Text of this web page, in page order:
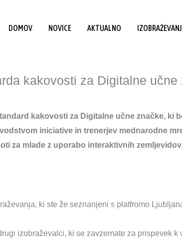
DOMOV NOVICE AKTUALNO
kakovosti za Digitalne učne
kakovosti za Digitalne učne značke, ki
iniciative in trenerjev mednarodne
za mlade z uporabo interaktivnih
ki ste že seznanjeni s platfromo
izobraževalci, ki se zavzemate za prispevek